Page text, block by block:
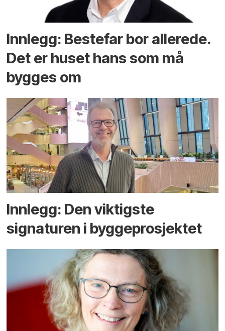
Innlegg: Bestefar bor allerede.
Det er huset hans som må
bygges om
Innlegg: Den viktigste
signaturen i bygge­­prosjektet